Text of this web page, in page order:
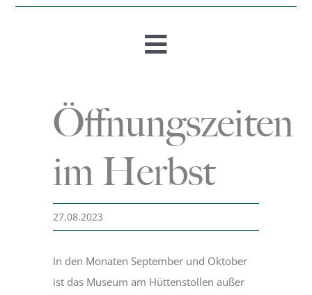
Toggle
Öffnungszeiten & Preise
Besucherbergwerk
Museum
Öffnungszeiten
im Herbst
27.08.2023
In den Monaten September und Oktober
ist das Museum am Hüttenstollen außer